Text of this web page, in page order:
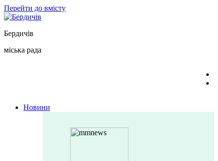
Перейти до вмісту
Бердичів
міська рада
Новини